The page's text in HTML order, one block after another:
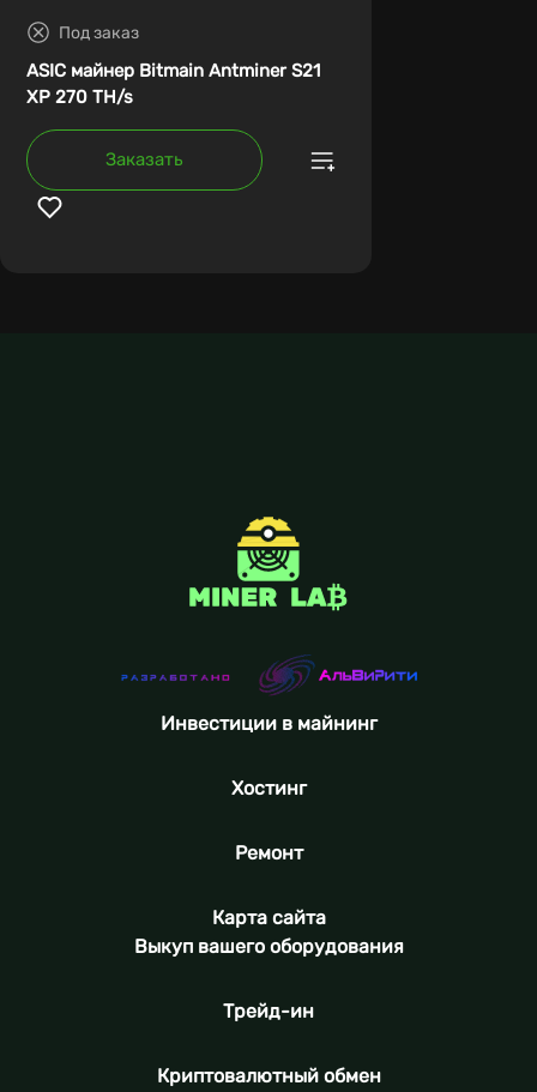
Под заказ
ASIC майнер Bitmain Antminer S21
XP 270 TH/s
Заказать
Инвестиции в майнинг
Хостинг
Ремонт
Карта сайта
Выкуп вашего оборудования
Трейд-ин
Криптовалютный обмен